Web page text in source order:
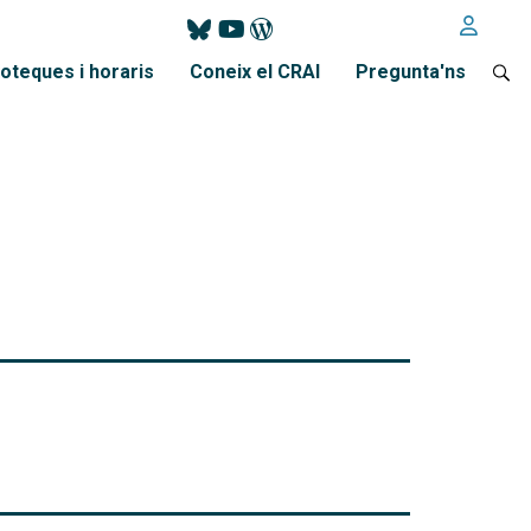
i horaris Coneix el CRAI Pregunta'ns